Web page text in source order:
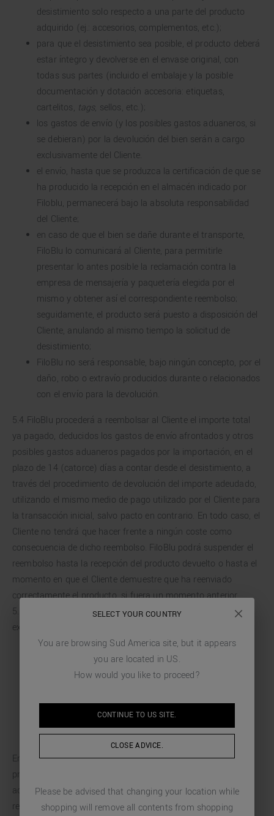
desistimiento solo respecto a una parte del producto
adquirido (ej.: accesorios, complementos, etc.);
para que el desistimiento sea posible, el producto deberá
estar íntegro y devolverse en el envase original, con
todas sus partes (incluido el embalaje y la posible
documentación y dotación accesoria: etiquetas,
cartelitos, tags, sellos, etc.);
los gastos de envío (y los posibles gastos aduaneros, si
se debieran) por la devolución del bien serán a cargo
exclusivamente del Cliente.
el envío, hasta que se produzca la certificación de que se
ha producido la recepción en el almacén indicado por
Filoblu, permanecerá bajo la absoluta responsabilidad
del Cliente;
en caso de que el bien se dañe durante el transporte,
FiloBlu lo comunicará al Cliente, para permitirle
presentar lo antes posible la reclamación contra la
empresa de mensajería y paquetería elegida por el
mismo y obtener así el correspondiente reembolso;
seguidamente, el producto será puesto a disposición del
Cliente, anulando al mismo tiempo la solicitud de
desistimiento;
FiloBlu no será responsable, bajo ningún concepto, por el
daño, robo o extravío producidos durante o relacionados
con el envío para la devolución.
5.4 FiloBlu procederá a reembolsar al Cliente el importe total
ya pagado, deducidos los gastos de envío afrontados y otros
posibles gastos aduaneros pagados por la importación, en el
plazo de 14 (catorce) días a contar desde el desistimiento, a
través del procedimiento de devolución del importe adeudado,
utilizando el mismo medio de pago utilizado por el Cliente para
la transacción inicial, salvo pacto en contrario. En todo caso, el
Cliente no tendrá que hacer frente a ningún coste como
consecuencia de dicho reembolso. FiloBlu podrá suspender el
reembolso hasta la recepción del producto devuelto o hasta el
momento en que el Cliente demuestre que ha reenviado
correctamente el producto, si fuera un momento anterior.
5.5 En todo caso, el derecho de desistimiento del Cliente se
extinguirá en los casos en que FiloBlu certifique que:
el producto devuelto, sus accesorios, y/o su envase no
estén íntegros;
interno original;
al producto le falten elementos que integren el mismo
y/o accesorios (por ej. cierres, cordones, hebillas, etc.).
En caso de extinción del derecho de desistimiento, FiloBlu
procederá a devolver al remitente el producto adquirido,
adeudando al mismo los gastos de envío y, si ya se hubiese
reembolsado, el precio del producto.
SELECT YOUR COUNTRY
You are browsing Sud America site, but it appears
you are located in US.
How would you like to proceed?
CONTINUE TO US SITE.
CLOSE ADVICE.
Please be advised that changing your location while
shopping will remove all contents from shopping